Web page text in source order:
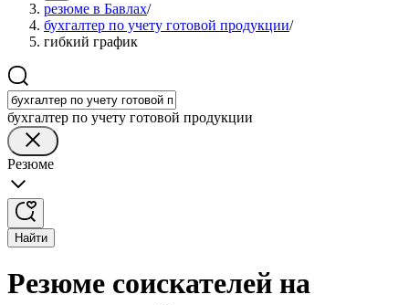
резюме в Бавлах/
бухгалтер по учету готовой продукции/
гибкий график
бухгалтер по учету готовой продукции
Резюме
Найти
Резюме соискателей на